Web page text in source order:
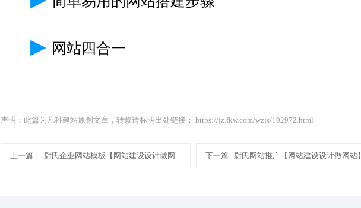
▶ 网站四合一
声明：此篇为凡科建站原创文章，转载请标明出处链接： https://jz.fkw.com/wzjs/102972.html
上一篇： 尉氏企业网站模板【网站建设设计做网站】 下一篇: 尉氏网站推广【网站建设设计做网站